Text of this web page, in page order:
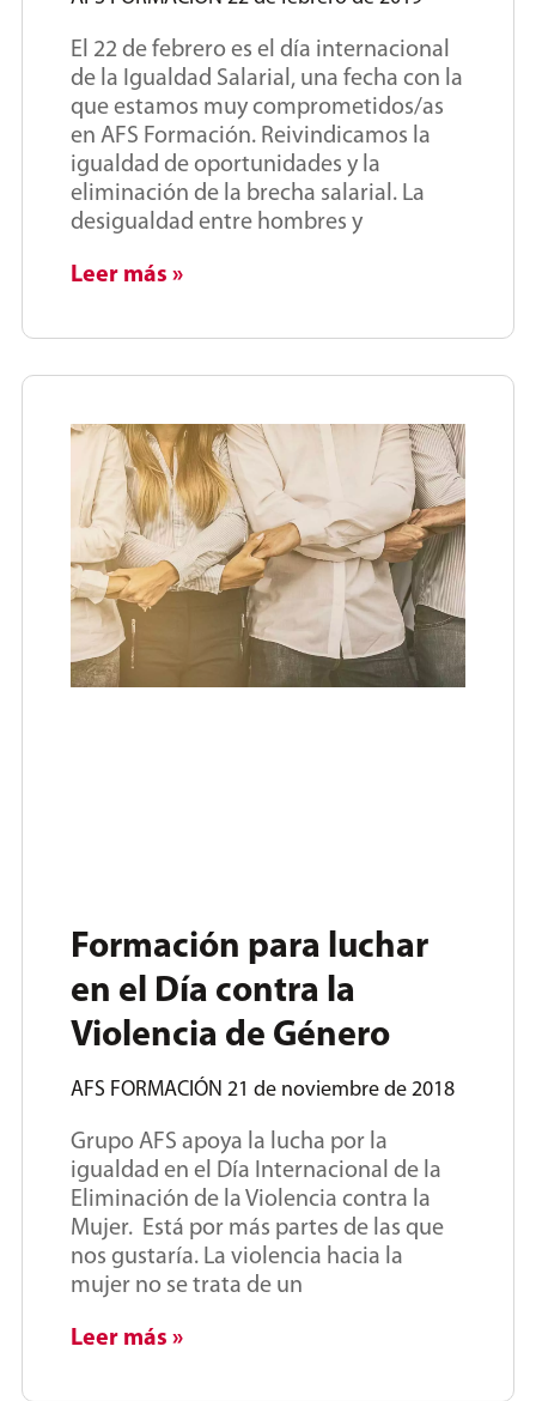
El 22 de febrero es el día internacional
de la Igualdad Salarial, una fecha con la
que estamos muy comprometidos/as
en AFS Formación. Reivindicamos la
igualdad de oportunidades y la
eliminación de la brecha salarial. La
desigualdad entre hombres y
Leer más »
Formación para luchar
en el Día contra la
Violencia de Género
AFS FORMACIÓN 21 de noviembre de 2018
Grupo AFS apoya la lucha por la
igualdad en el Día Internacional de la
Eliminación de la Violencia contra la
Mujer. Está por más partes de las que
nos gustaría. La violencia hacia la
mujer no se trata de un
Leer más »